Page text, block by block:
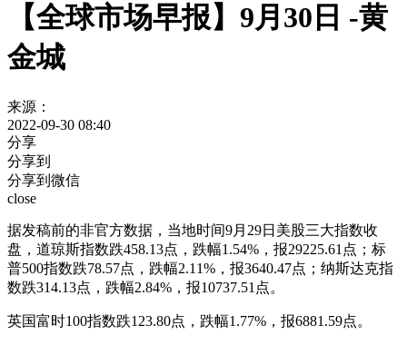
【全球市场早报】9月30日 -黄
金城
来源：
2022-09-30 08:40
分享
分享到
分享到微信
close
据发稿前的非官方数据，当地时间9月29日美股三大指数收
盘，道琼斯指数跌458.13点，跌幅1.54%，报29225.61点；标
普500指数跌78.57点，跌幅2.11%，报3640.47点；纳斯达克指
数跌314.13点，跌幅2.84%，报10737.51点。
英国富时100指数跌123.80点，跌幅1.77%，报6881.59点。